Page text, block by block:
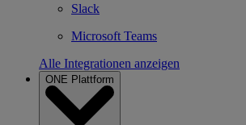
Slack
Microsoft Teams
Alle Integrationen anzeigen
ONE Plattform